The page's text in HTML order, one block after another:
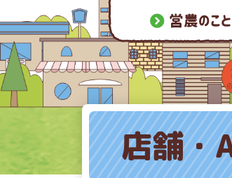
店舗・